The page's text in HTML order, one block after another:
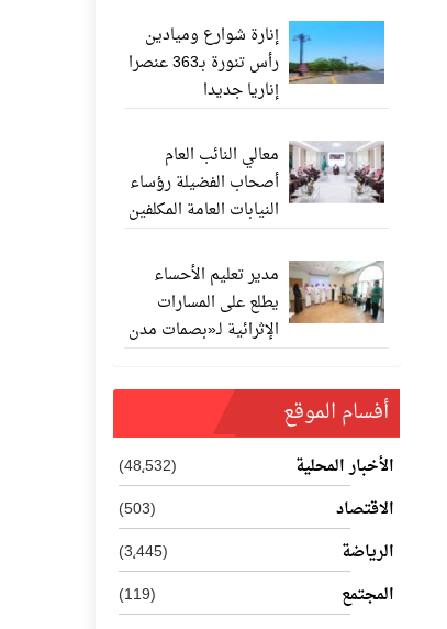
إنارة شوارع وميادين
رأس تنورة بـ363 عنصرا
إناريا جديدا
معالي النائب العام
أصحاب الفضيلة رؤساء
النيابات العامة المكلفين
حديثًا
مدير تعليم الأحساء
يطلع على المسارات
الإثرائية لـ«بصمات مدن
المستقبل 202
أفسام الموقع
الأخبار المحلية
(48٬532)
الاقتصاد
(503)
الرياضة
(3٬445)
المجتمع
(119)